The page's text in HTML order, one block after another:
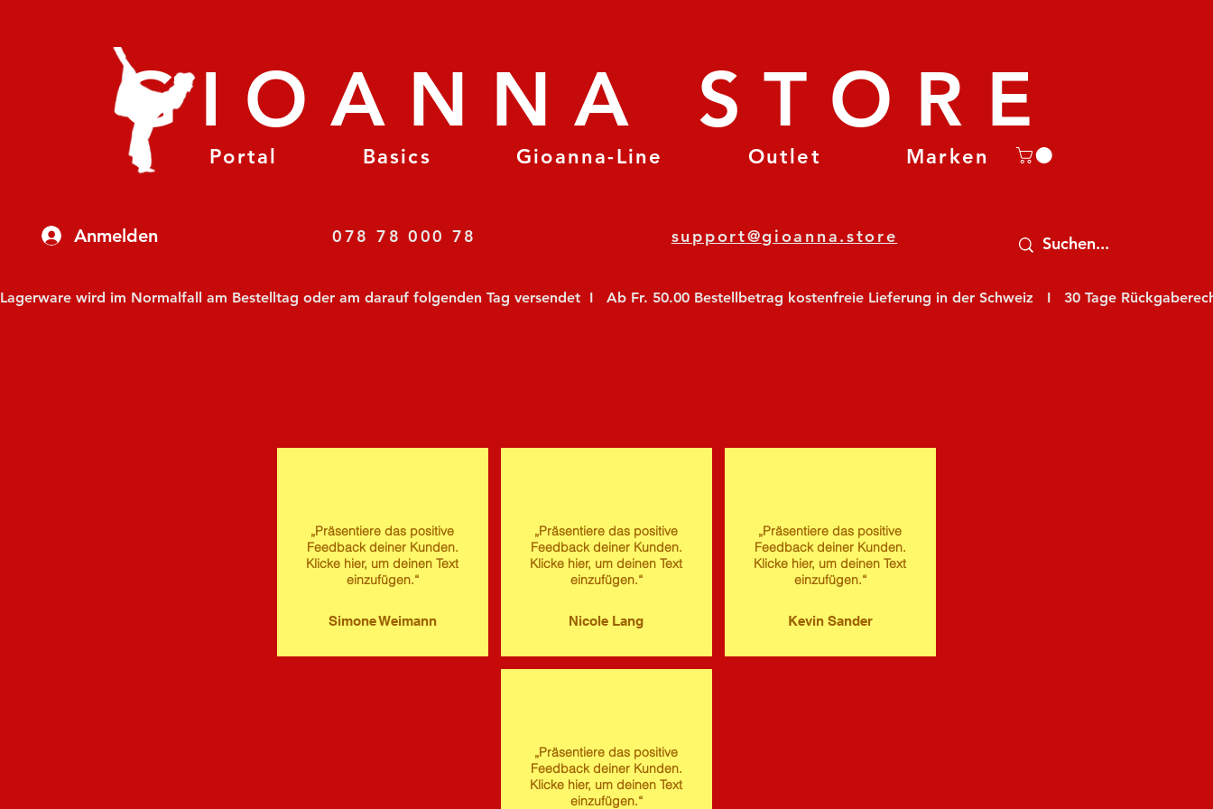
Anmelden
Portal Basics Gioanna-Line Outlet Marken
GIOANNA STORE
078 78 000 78 support@gioanna.store
Lagerware wird im Normalfall am Bestelltag oder am darauf folgenden Tag versendet  I   Ab Fr. 50.00 Bestellbetrag kostenfreie Lieferung in der Schweiz   I   30 Tage
„Präsentiere das positive
Feedback deiner Kunden.
Klicke hier, um deinen Text
einzufügen.“
Simone Weimann
„Präsentiere das positive
Feedback deiner Kunden.
Klicke hier, um deinen Text
einzufügen.“
Nicole Lang
„Präsentiere das positive
Feedback deiner Kunden.
Klicke hier, um deinen Text
einzufügen.“
Kevin Sander
„Präsentiere das positive
Feedback deiner Kunden.
Klicke hier, um deinen Text
einzufügen.“